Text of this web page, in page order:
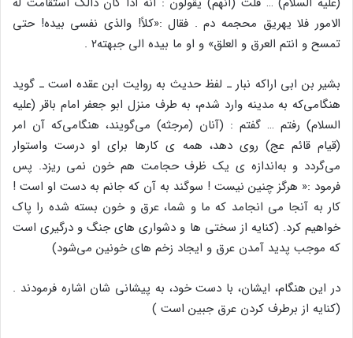
الامور فلا یهریق محجمه دم . فقال :«کلاً! والذی نفسی بیده! حتی
تمسح و انتم العرق و العلق» و او ما بیده الی جبهته۲ .
بشیر بن ابی اراکه نبار ـ لفظ حدیث به روایت ابن عقده است ـ گوید
هنگامی‌که به مدینه وارد شدم، به طرف منزل ابو جعفر امام باقر (علیه
السلام) رفتم … گفتم : (آنان (مرجثه) می‌گویند، هنگامی‌که آن امر
(قیام قائم عج) روی دهد، همه ی کارها برای او درست واستوار
می‌گردد و به‌اندازه ی یک ظرف حجامت هم خون نمی ریزد. پس
فرمود :« هرگز چنین نیست ! سوگند به آن که جانم به دست او است !
کار به آنجا می انجامد که ما و شما، عرق و خون بسته شده را پاک
خواهیم کرد. (کنایه از سختی ها و دشواری های جنگ و درگیری است
که موجب پدید آمدن عرق و ایجاد زخم های خونین می‌شود)
در این هنگام، ایشان، با دست خود، به پیشانی شان اشاره فرمودند .
(کنایه از برطرف کردن عرق جبین است )